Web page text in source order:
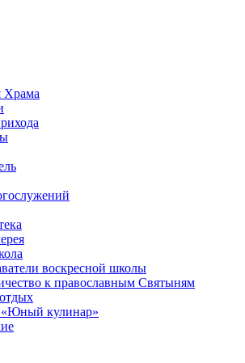
Храма
воскресной школы
к православным Святыням
кулинар»